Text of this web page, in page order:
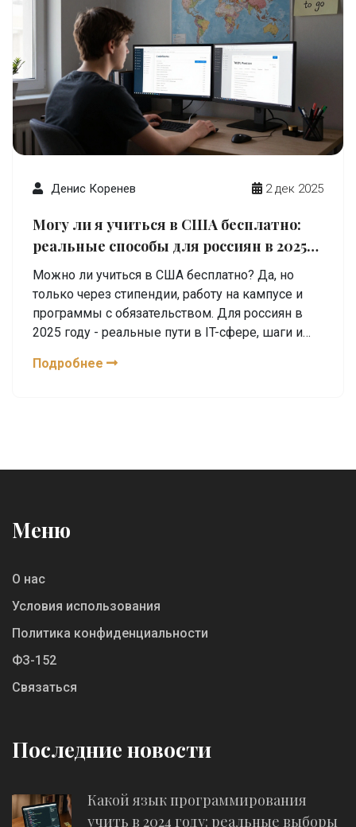
Денис Коренев 2 дек 2025
Могу ли я учиться в США бесплатно:
реальные способы для россиян в 2025
году
Можно ли учиться в США бесплатно? Да, но
только через стипендии, работу на кампусе и
программы с обязательством. Для россиян в
2025 году - реальные пути в IT-сфере, шаги и
Подробнее
Меню
О нас
Условия использования
Политика конфиденциальности
ФЗ-152
Связаться
Последние новости
Какой язык программирования
учить в 2024 году: реальные выборы